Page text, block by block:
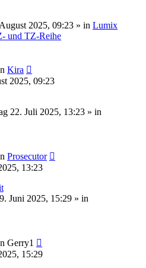
2025, 09:23 » in Lumix
und TZ-Reihe
Kira
2025, 09:23
22. Juli 2025, 13:23 » in
Prosecutor
13:23
Juni 2025, 15:29 » in
Gerry1
15:29